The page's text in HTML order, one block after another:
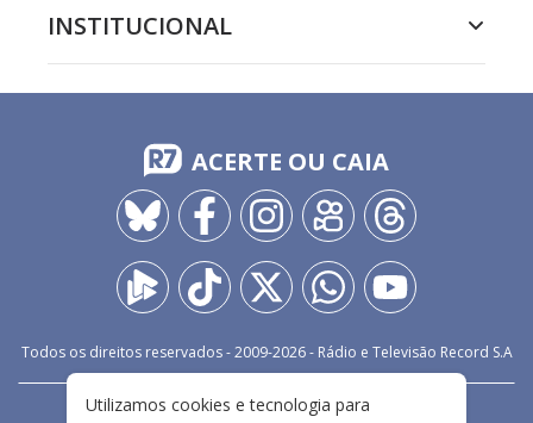
INSTITUCIONAL
ACERTE OU CAIA
Todos os direitos reservados - 2009-2026- Rádio e Televisão Record S.A
PRIVACIDADE
Utilizamos cookies e tecnologia para